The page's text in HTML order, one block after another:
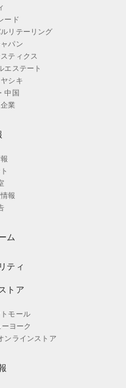
ード
リテーリング
パン
ティクス
エステート
シキ
中国
業
報
ム
ティ
トア
モール
ヨーク
ンラインストア